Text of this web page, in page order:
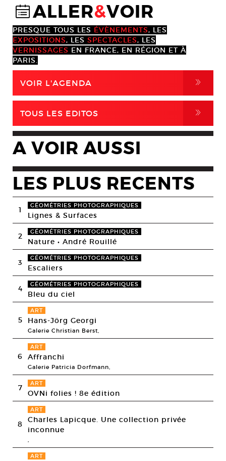
@ALLER&VOIR
PRESQUE TOUS LES ÉVÈNEMENTS, LES
EXPOSITIONS, LES SPECTACLES, LES
VERNISSAGES EN FRANCE, EN RÉGION ET À
PARIS.
VOIR L'AGENDA ,
TOUS LES EDITOS ,
A VOIR AUSSI
LES PLUS RECENTS
1 GÉOMÉTRIES PHOTOGRAPHIQUES
Lignes & Surfaces
2 GÉOMÉTRIES PHOTOGRAPHIQUES
Nature • André Rouillé
3 GÉOMÉTRIES PHOTOGRAPHIQUES
Escaliers
4 GÉOMÉTRIES PHOTOGRAPHIQUES
Bleu du ciel
5
ART
Hans-Jörg Georgi
Galerie Christian Berst,
6
ART
Affranchi
Galerie Patricia Dorfmann,
7 ART
OVNi folies ! 8e édition
8
ART
Charles Lapicque. Une collection privée
inconnue
,
ART